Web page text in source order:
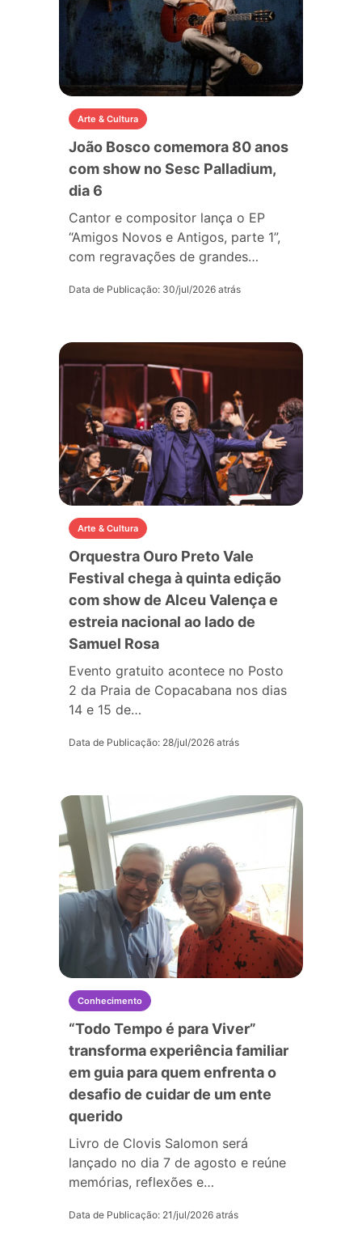
Arte & Cultura
João Bosco comemora 80 anos
com show no Sesc Palladium,
dia 6
Cantor e compositor lança o EP
“Amigos Novos e Antigos, parte 1”,
com regravações de grandes…
Data de Publicação: 30/jul/2026 atrás
Arte & Cultura
Orquestra Ouro Preto Vale
Festival chega à quinta edição
com show de Alceu Valença e
estreia nacional ao lado de
Samuel Rosa
Evento gratuito acontece no Posto
2 da Praia de Copacabana nos dias
14 e 15 de…
Data de Publicação: 28/jul/2026 atrás
Conhecimento
“Todo Tempo é para Viver”
transforma experiência familiar
em guia para quem enfrenta o
desafio de cuidar de um ente
querido
Livro de Clovis Salomon será
lançado no dia 7 de agosto e reúne
memórias, reflexões e…
Data de Publicação: 21/jul/2026 atrás